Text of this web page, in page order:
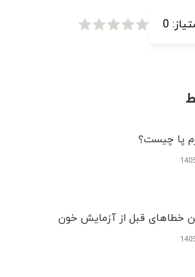
0
پا چیست؟
خطاهای قبل از آزمایش خون